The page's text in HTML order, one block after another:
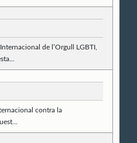
de l’Orgull LGBTI,
contra la